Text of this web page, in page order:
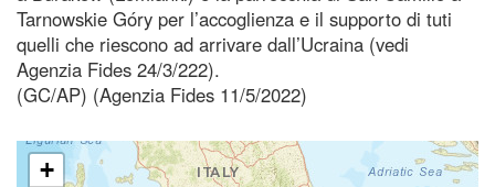
Tarnowskie Góry per l’accoglienza e il supporto di tuti
quelli che riescono ad arrivare dall’Ucraina (vedi
Agenzia Fides 24/3/222).
(GC/AP) (Agenzia Fides 11/5/2022)
+